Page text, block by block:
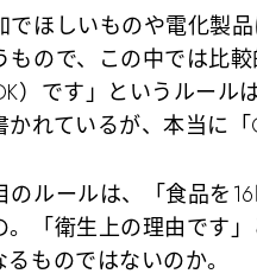
ほしいものや電化製
ので、この中では比
）です」というルール
れているが、本当に「
ルールは、「食品を
「衛生上の理由です
ものではないのか。